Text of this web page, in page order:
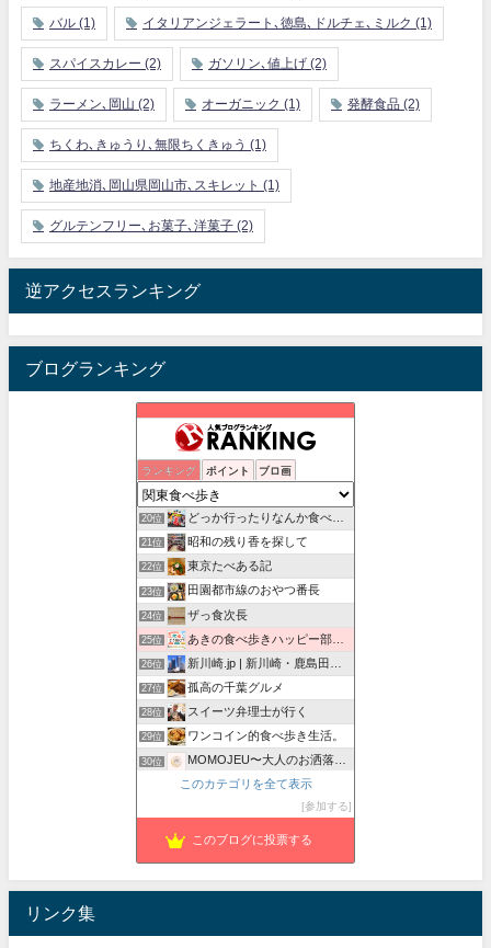
バル (1) イタリアンジェラート､徳島､ドルチェ､ミルク (1)
スパイスカレー (2) ガソリン､値上げ (2)
ラーメン､岡山 (2) オーガニック (1) 発酵食品 (2)
ちくわ､きゅうり､無限ちくきゅう (1)
地産地消､岡山県岡山市､スキレット (1)
グルテンフリー､お菓子､洋菓子 (2)
逆アクセスランキング
ブログランキング
ランキング ポイント ブロ画
18位 ビバ！街かどグルメ！！
19位 パラリーガルの食べ歩き日記
20位 どっか行ったりなんか食べたりの記録
21位 昭和の残り香を探して
22位 東京たべある記
23位 田園都市線のおやつ番長
24位 ザっ食次長
25位 あきの食べ歩きハッピー部｜東長崎・西武池袋線沿線グルメ
26位 新川崎.jp | 新川崎・鹿島田の地域情報配信中！
27位 孤高の千葉グルメ
28位 スイーツ弁理士が行く
29位 ワンコイン的食べ歩き生活。
30位 MOMOJEU〜大人のお洒落な旅とグルメ。
mogmog_foreignerの食べ歩き
Foodie Blues：減酒逃避行
このカテゴリを全て表示
参加する
このブログに投票する
リンク集